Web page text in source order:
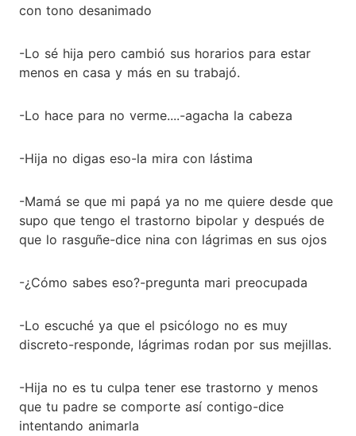
con tono desanimado
-Lo sé hija pero cambió sus horarios para estar
menos en casa y más en su trabajó.
-Lo hace para no verme....-agacha la cabeza
-Hija no digas eso-la mira con lástima
-Mamá se que mi papá ya no me quiere desde que
supo que tengo el trastorno bipolar y después de
que lo rasguñe-dice nina con lágrimas en sus ojos
-¿Cómo sabes eso?-pregunta mari preocupada
-Lo escuché ya que el psicólogo no es muy
discreto-responde, lágrimas rodan por sus mejillas.
-Hija no es tu culpa tener ese trastorno y menos
que tu padre se comporte así contigo-dice
intentando animarla